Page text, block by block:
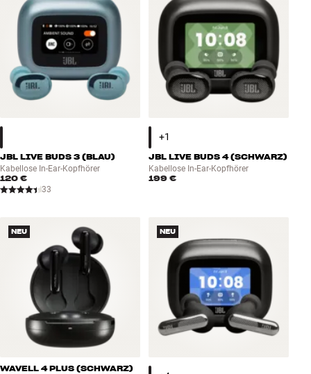
JBL LIVE BUDS 3 (BLAU)
Kabellose In-Ear-Kopfhörer
120 €
33
JBL LIVE BUDS 4 (SCHWARZ)
Kabellose In-Ear-Kopfhörer
199 €
NEU
WAVELL 4 PLUS (SCHWARZ)
NEU